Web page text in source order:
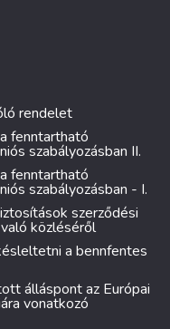
rendelet
fenntartható
szabályozásban II.
fenntartható
szabályozásban - I.
szerződési
közléséről
a bennfentes
álláspont az Európai
vonatkozó